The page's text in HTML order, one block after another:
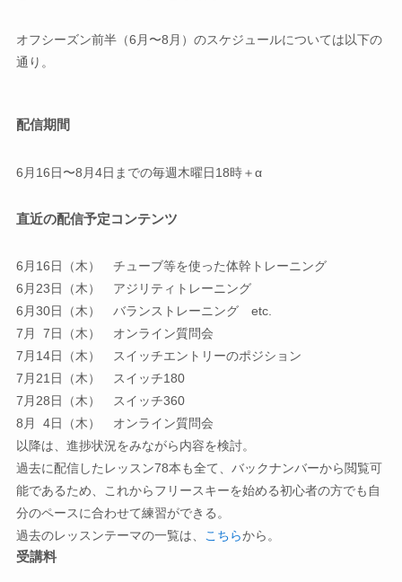
オフシーズン前半（6月〜8月）のスケジュールについては以下の
通り。
配信期間
6月16日〜8月4日までの毎週木曜日18時＋α
直近の配信予定コンテンツ
6月16日（木） チューブ等を使った体幹トレーニング
6月23日（木） アジリティトレーニング
6月30日（木） バランストレーニング etc.
7月 7日（木） オンライン質問会
7月14日（木） スイッチエントリーのポジション
7月21日（木） スイッチ180
7月28日（木） スイッチ360
8月 4日（木） オンライン質問会
以降は、進捗状況をみながら内容を検討。
過去に配信したレッスン78本も全て、バックナンバーから閲覧可
能であるため、これからフリースキーを始める初心者の方でも自
分のペースに合わせて練習ができる。
過去のレッスンテーマの一覧は、 こちらから。
受講料